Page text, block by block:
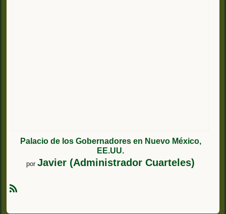
Palacio de los Gobernadores en Nuevo México,
EE.UU.
por Javier (Administrador Cuarteles)